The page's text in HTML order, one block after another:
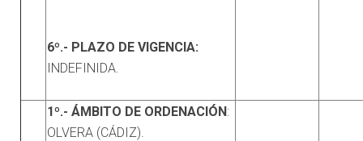
6º.- PLAZO DE VIGENCIA:
INDEFINIDA.
1º.- ÁMBITO DE ORDENACIÓN:
OLVERA (CÁDIZ).